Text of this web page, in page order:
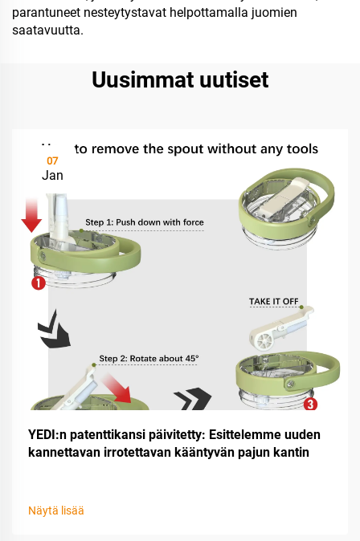
parantuneet nesteytystavat helpottamalla juomien
saatavuutta.
Uusimmat uutiset
07
Jan
YEDI:n patenttikansi päivitetty: Esittelemme uuden
kannettavan irrotettavan kääntyvän pajun kantin
Näytä lisää